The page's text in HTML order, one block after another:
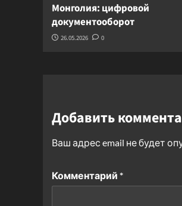
Монголия: цифровой
документооборот
26.05.2026 0
Добавить
Ваш адрес email не будет
Комментарий *